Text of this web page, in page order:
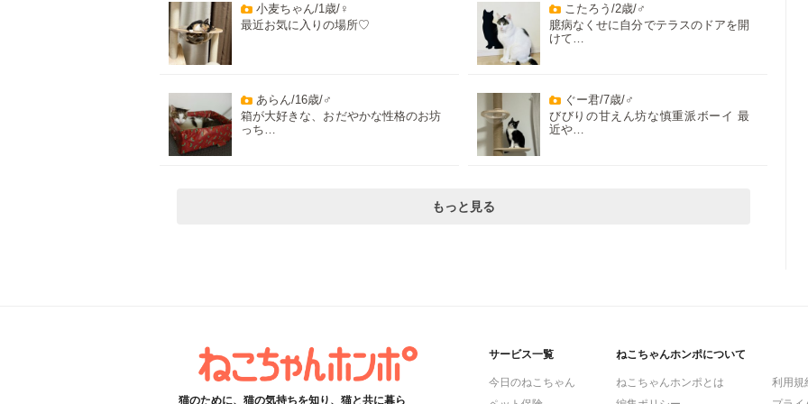
小麦ちゃん/1歳/♀
最近お気に入りの場所♡
こたろう/2歳/♂
臆病なくせに自分でテラスのドアを開
けて…
あらん/16歳/♂
箱が大好きな、おだやかな性格のお坊
っち…
ぐー君/7歳/♂
びびりの甘えん坊な慎重派ボーイ 最
近や…
もっと見る
サービス一覧
今日のねこちゃん
ねこちゃんホンポについて
ねこちゃんホンポとは
利用規
猫のために、猫の気持ちを知り、猫と共に暮ら